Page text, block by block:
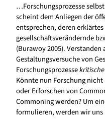
…Forschungsprozesse
scheint dem Anliegen der
entsprechen, deren
gesellschaftsverändernde
(Burawoy 2005).
Gestaltungsversuche von
Forschungsprozesse
Könnte nun Forschung
oder Erforschen von
Commoning werden? Um
formulieren, werden wir uns